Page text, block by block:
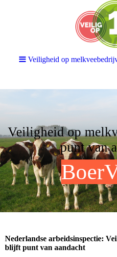
Veiligheid op
punt van
Nederlandse arbeidsinspectie:
blijft punt van aandacht
Veiligheid op